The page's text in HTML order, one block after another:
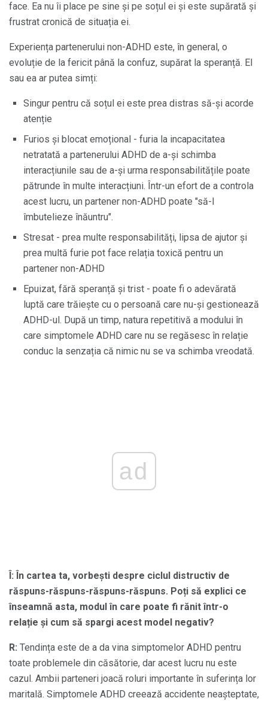
face. Ea nu îi place pe sine și pe soțul ei și este supărată și
frustrat cronică de situația ei.
Experiența partenerului non-ADHD este, în general, o
evoluție de la fericit până la confuz, supărat la speranță. El
sau ea ar putea simți:
Singur pentru că soțul ei este prea distras să-și acorde
atenție
Furios și blocat emoțional - furia la incapacitatea
netratată a partenerului ADHD de a-și schimba
interacțiunile sau de a-și urma responsabilitățile poate
pătrunde în multe interacțiuni. Într-un efort de a controla
acest lucru, un partener non-ADHD poate "să-l
îmbutelieze înăuntru".
Stresat - prea multe responsabilități, lipsa de ajutor și
prea multă furie pot face relația toxică pentru un
partener non-ADHD
Epuizat, fără speranță și trist - poate fi o adevărată
luptă care trăiește cu o persoană care nu-și gestionează
ADHD-ul. După un timp, natura repetitivă a modului în
care simptomele ADHD care nu se regăsesc în relație
conduc la senzația că nimic nu se va schimba vreodată.
ad
Î: În cartea ta, vorbești despre ciclul distructiv de
răspuns-răspuns-răspuns-răspuns. Poți să explici ce
înseamnă asta, modul în care poate fi rănit într-o
relație și cum să spargi acest model negativ?
R: Tendința este de a da vina simptomelor ADHD pentru
toate problemele din căsătorie, dar acest lucru nu este
cazul. Ambii parteneri joacă roluri importante în suferința lor
maritală. Simptomele ADHD creează accidente neașteptate,